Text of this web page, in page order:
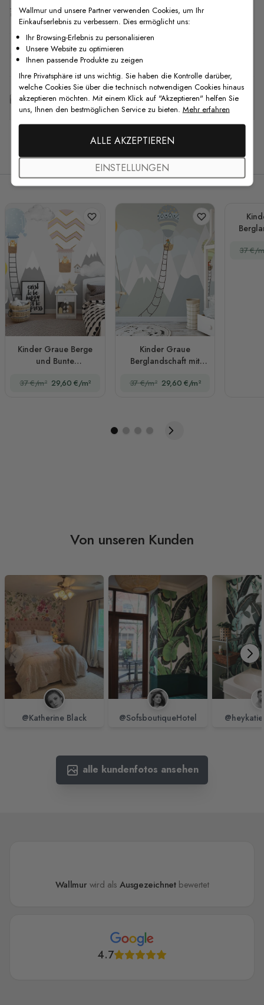
Versand & Rückgabe
F.A.Q
Kostenlose Anpassung
Verwandte Produkte
Kinder Graue Berge
und Bunte
Fototapete
37 €/m² 29,60 €/m²
Kinder Graue
Berglandschaft mit
Sonne Fototapete
37 €/m² 29,60 €/m²
37 €/
Von unseren Kunden
@Katherine Black @SofsboutiqueHotel
alle kundenfotos ansehen
Wallmur wird alsAusgezeichnetbewertet
4.7
Wallmur und unsere Partner verwenden Cookies, um Ihr
Einkaufserlebnis zu verbessern. Dies ermöglicht uns:
Ihr Browsing-Erlebnis zu personalisieren
Unsere Website zu optimieren
Ihnen passende Produkte zu zeigen
Ihre Privatsphäre ist uns wichtig. Sie haben die Kontrolle darüber,
welche Cookies Sie über die technisch notwendigen Cookies hinaus
akzeptieren möchten. Mit einem Klick auf "Akzeptieren" helfen Sie
uns, Ihnen den bestmöglichen Service zu bieten. Mehr erfahren
ALLE AKZEPTIEREN
EINSTELLUNGEN